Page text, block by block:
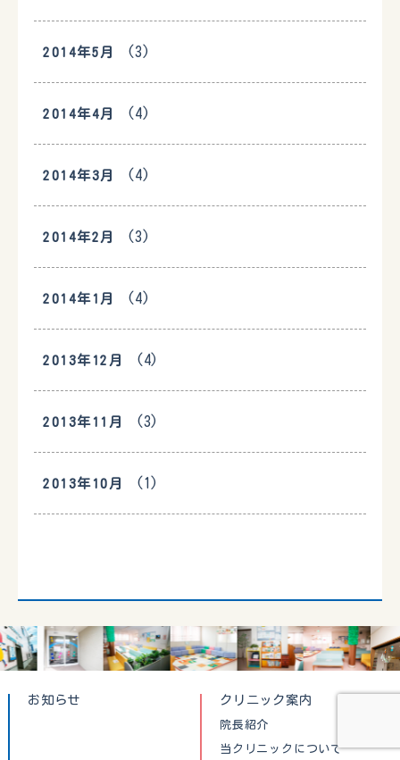
2014年5月 (3)
2014年4月 (4)
2014年3月 (4)
2014年2月 (3)
2014年1月 (4)
2013年12月 (4)
2013年11月 (3)
2013年10月 (1)
お知らせ クリニック案内
院長紹介
当クリニックについて